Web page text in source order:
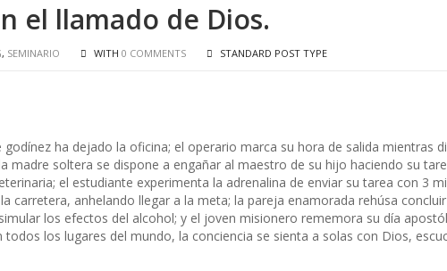
el llamado de Dios.
, SEMINARIO WITH 0 COMMENTS STANDARD POST TYPE
ha dejado la oficina; el operario marca su hora de salida mientras
madre soltera se dispone a engañar al maestro de su hijo haciendo su
el estudiante experimenta la adrenalina de enviar su tarea con 3
anhelando llegar a la meta; la pareja enamorada rehúsa
los efectos del alcohol; y el joven misionero rememora su día
los lugares del mundo, la conciencia se sienta a solas con Dios,